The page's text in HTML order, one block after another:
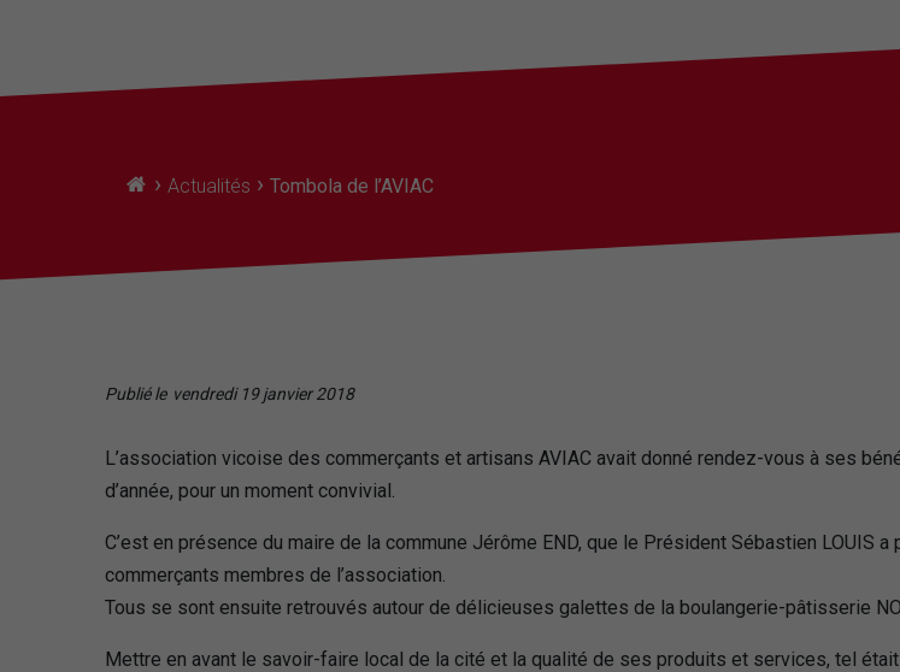
› Actualités › Tombola de l’AVIAC
Publié le vendredi 19 janvier 2018
L’association vicoise des commerçants et artisans AVIAC avait donné rendez-vous à ses
d’année, pour un moment convivial.
C’est en présence du maire de la commune Jérôme END, que le Président Sébastien
commerçants membres de l’association.
Tous se sont ensuite retrouvés autour de délicieuses galettes de la boulangerie-pâtisserie
Mettre en avant le savoir-faire local de la cité et la qualité de ses produits et services, tel était